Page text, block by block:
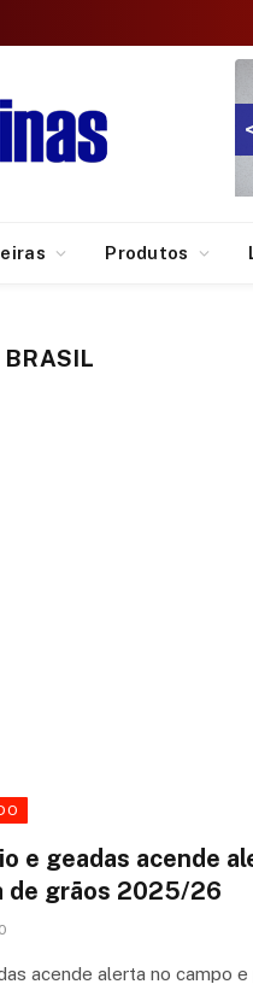
Produtos
BRASIL
e geadas acende
de grãos 2025/26
0
acende alerta no campo